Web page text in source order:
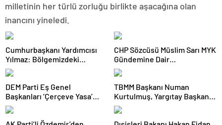
milletinin her türlü zorluğu birlikte aşacağına olan
inancını yineledi.
Cumhurbaşkanı Yardımcısı
Yılmaz: Bölgemizdeki
Emperyalist Tuzakları Boşa
Çıkarmaya Devam Edeceğiz
CHP Sözcüsü Müslim Sarı MYK
Gündemine Dair
Açıklamalarda Bulundu: 8 İl
Başkanlığına Atama Yapıldı
DEM Parti Eş Genel
Başkanları ‘Çerçeve Yasa’
Teklifini İmzaladı
TBMM Başkanı Numan
Kurtulmuş, Yargıtay Başkanı
Ömer Kerkez’i Kabul Etti